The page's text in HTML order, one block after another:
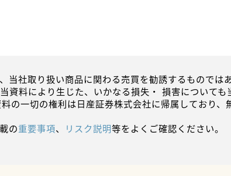
当社取り扱い商品に関わる売買を勧誘するもので
資料により生じた、いかなる損失・ 損害について
の一切の権利は日産証券株式会社に帰属しており、
の重要事項、 リスク説明等をよくご確認ください。